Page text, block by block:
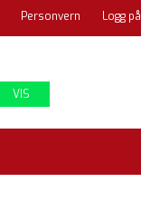
Personvern Logg på
VIS